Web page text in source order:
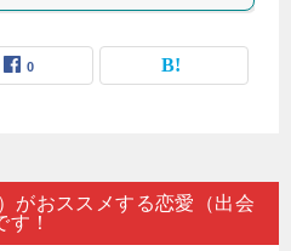
0
がおススメする恋愛（出会
！